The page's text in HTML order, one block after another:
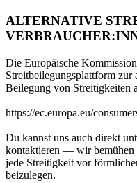
ALTERNATIVE
Die Europäische
Streitbeilegungsplattform zur
Beilegung von Streitigkeiten
https://ec.europa.eu/
Du kannst uns auch direkt
kontaktieren — wir bemühen
jede Streitigkeit vor
beizulegen.